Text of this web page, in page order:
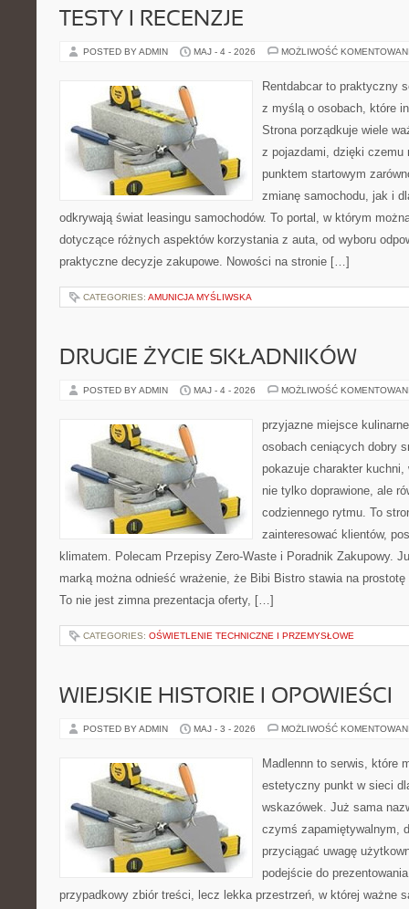
TESTY I RECENZJE
POSTED BY ADMIN MAJ - 4 - 2026 MOŻLIWOŚĆ
Rentdabcar to praktyczny
z myślą o osobach, które
Strona porządkuje wiele
z pojazdami, dzięki czemu
punktem startowym
zmianę samochodu, jak i
odkrywają świat leasingu samochodów. To portal, w którym
dotyczące różnych aspektów korzystania z auta, od wyboru
praktyczne decyzje zakupowe. Nowości na stronie […]
CATEGORIES: AMUNICJA MYŚLIWSKA
DRUGIE ŻYCIE SKŁADNIKÓW
POSTED BY ADMIN MAJ - 4 - 2026 MOŻLIWOŚĆ
przyjazne miejsce
osobach ceniących dobry
pokazuje charakter
nie tylko doprawione, ale
codziennego rytmu. To
zainteresować klientów,
klimatem. Polecam Przepisy Zero-Waste i Poradnik Zakupowy.
marką można odnieść wrażenie, że Bibi Bistro stawia na prostotę
To nie jest zimna prezentacja oferty, […]
CATEGORIES: OŚWIETLENIE TECHNICZNE I PRZEMYSŁOWE
WIEJSKIE HISTORIE I OPOWIEŚCI
POSTED BY ADMIN MAJ - 3 - 2026 MOŻLIWOŚĆ
Madlennn to serwis, które
estetyczny punkt w sieci
wskazówek. Już sama
czymś zapamiętywalnym,
przyciągać uwagę
podejście do
przypadkowy zbiór treści, lecz lekka przestrzeń, w której ważne